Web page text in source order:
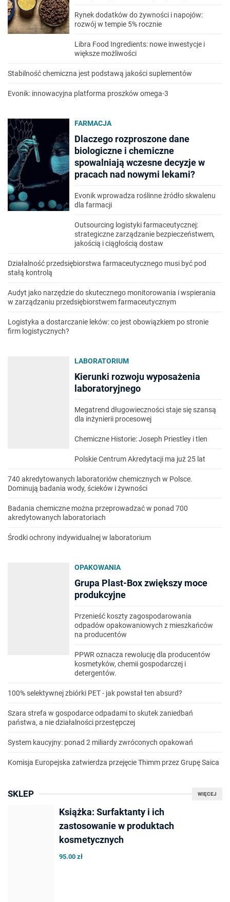
Rynek dodatków do żywności i napojów:
rozwój w tempie 5% rocznie
Libra Food Ingredients: nowe inwestycje i
większe możliwości
Stabilność chemiczna jest podstawą jakości suplementów
Evonik: innowacyjna platforma proszków omega-3
FARMACJA
Dlaczego rozproszone dane
biologiczne i chemiczne
spowalniają wczesne decyzje w
pracach nad nowymi lekami?
Evonik wprowadza roślinne źródło skwalenu
dla farmacji
Outsourcing logistyki farmaceutycznej:
strategiczne zarządzanie bezpieczeństwem,
jakością i ciągłością dostaw
Działalność przedsiębiorstwa farmaceutycznego musi być pod
stałą kontrolą
Audyt jako narzędzie do skutecznego monitorowania i wspierania
w zarządzaniu przedsiębiorstwem farmaceutycznym
Logistyka a dostarczanie leków: co jest obowiązkiem po stronie
firm logistycznych?
LABORATORIUM
Kierunki rozwoju wyposażenia
laboratoryjnego
Megatrend długowieczności staje się szansą
dla inżynierii procesowej
Chemiczne Historie: Joseph Priestley i tlen
Polskie Centrum Akredytacji ma już 25 lat
740 akredytowanych laboratoriów chemicznych w Polsce.
Dominują badania wody, ścieków i żywności
Badania chemiczne można przeprowadzać w ponad 700
akredytowanych laboratoriach
Środki ochrony indywidualnej w laboratorium
OPAKOWANIA
Grupa Plast-Box zwiększy moce
produkcyjne
Przenieść koszty zagospodarowania
odpadów opakowaniowych z mieszkańców
na producentów
PPWR oznacza rewolucję dla producentów
kosmetyków, chemii gospodarczej i
detergentów.
100% selektywnej zbiórki PET - jak powstał ten absurd?
Szara strefa w gospodarce odpadami to skutek zaniedbań
państwa, a nie działalności przestępczej
System kaucyjny: ponad 2 miliardy zwróconych opakowań
Komisja Europejska zatwierdza przejęcie Thimm przez Grupę Saica
WIĘCEJ
SKLEP
Książka: Surfaktanty i ich
zastosowanie w produktach
kosmetycznych
95.00 zł